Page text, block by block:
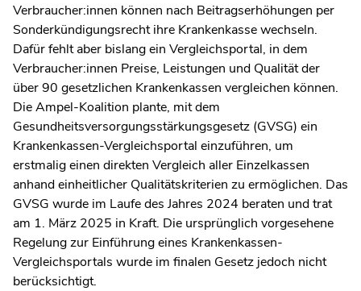
Verbraucher:innen können nach Beitragserhöhungen per
Sonderkündigungsrecht ihre Krankenkasse wechseln.
Dafür fehlt aber bislang ein Vergleichsportal, in dem
Verbraucher:innen Preise, Leistungen und Qualität der
über 90 gesetzlichen Krankenkassen vergleichen können.
Die Ampel-Koalition plante, mit dem
Gesundheitsversorgungsstärkungsgesetz (GVSG) ein
Krankenkassen-Vergleichsportal einzuführen, um
erstmalig einen direkten Vergleich aller Einzelkassen
anhand einheitlicher Qualitätskriterien zu ermöglichen. Das
GVSG wurde im Laufe des Jahres 2024 beraten und trat
am 1. März 2025 in Kraft. Die ursprünglich vorgesehene
Regelung zur Einführung eines Krankenkassen-
Vergleichsportals wurde im finalen Gesetz jedoch nicht
berücksichtigt.